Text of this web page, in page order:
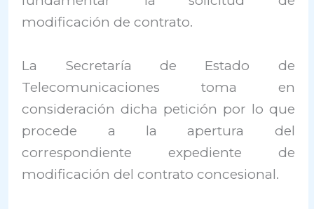
modificación de contrato.
La Secretaría de Estado de
Telecomunicaciones toma en
consideración dicha petición por lo que
procede a la apertura del
correspondiente expediente de
modificación del contrato concesional.